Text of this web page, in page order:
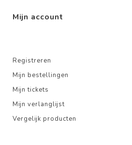
Mijn account
Registreren
Mijn bestellingen
Mijn tickets
Mijn verlanglijst
Vergelijk producten